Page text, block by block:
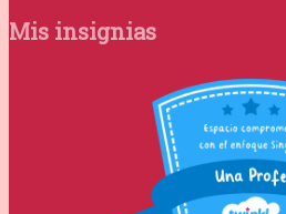
Mis insignias